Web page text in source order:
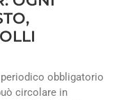
obbligatorio
circolare in